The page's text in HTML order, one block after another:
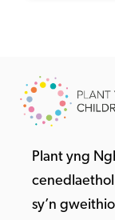
Plant yng
sy’n